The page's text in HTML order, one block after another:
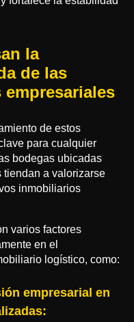
la
de las
de estos
para cualquier
bodegas ubicadas
tiendan a valorizarse
inmobiliarios
varios factores
en el
logístico, como:
empresarial en